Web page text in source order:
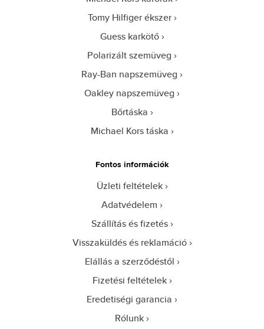
Tomy Hilfiger ékszer
Guess karkötő
Polarizált szemüveg
Ray-Ban napszemüveg
Oakley napszemüveg
Bőrtáska
Michael Kors táska
Fontos információk
Üzleti feltételek
Adatvédelem
Szállítás és fizetés
Visszaküldés és reklamáció
Elállás a szerződéstől
Fizetési feltételek
Eredetiségi garancia
Rólunk